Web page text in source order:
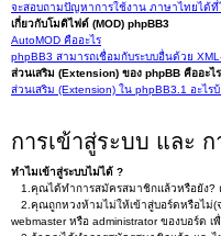
จะสอบถามปัญหาการใช้งาน ภาษาไทยได้
เกี่ยวกับโมดิไฟด์ (MOD) phpBB3
AutoMOD คืออะไร
phpBB3 สามารถเชื่อมกับระบบอื่นด้วย
ส่วนเสริม (Extension) ของ phpBB คืออะไร
ส่วนเสริม (Extension) ใน phpBB3.1 อะไรบ้
การเข้าสู่ระบบ และ
ทำไมเข้าสู่ระบบไม่ได้ ?
1.คุณได้ทำการสมัครสมาชิกแล้วหรือยัง?
2.คุณถูกหวงห้ามไม่ให้เข้าสู่บอร์ดหรือไม่
webmaster หรือ administrator ของบอร์ด เ